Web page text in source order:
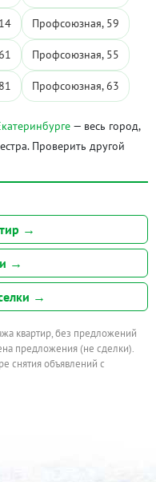
Профсоюзная, 59
Профсоюзная, 55
Профсоюзная, 63
— весь город,
Проверить другой
→
→
→
квартир, без предложений
предложения (не сделки).
снятия объявлений с